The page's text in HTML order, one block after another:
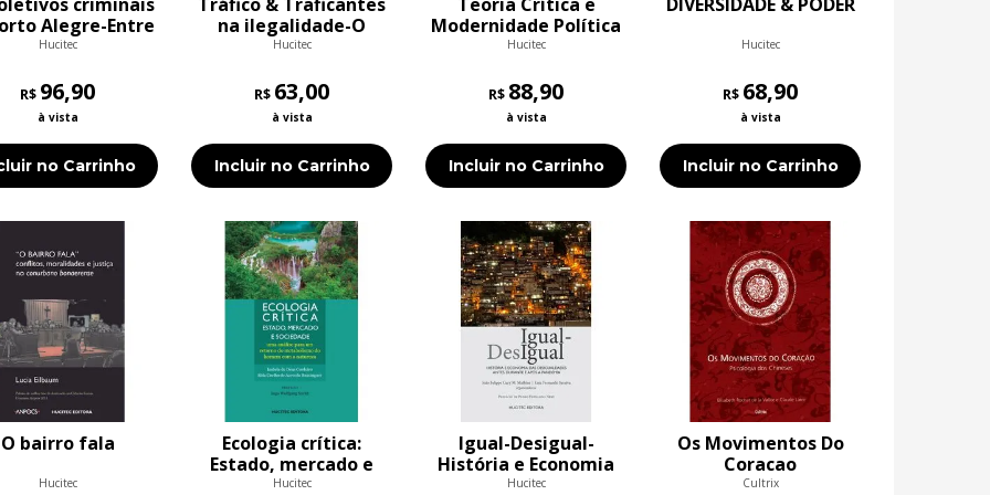
Alegre-Entre
na prisão e a
Hucitec
R$ 96,90
à vista
no Carrinho
na ilegalidade-O
comércio proibido de
(c.1831-1850)
Hucitec
R$ 63,00
à vista
Incluir no Carrinho
Modernidade Política
Hucitec
R$ 88,90
à vista
Incluir no Carrinho
Hucitec
R$ 68,90
à vista
Incluir no Carrinho
O bairro fala
Hucitec
Ecologia crítica:
Estado, mercado e
sociedade
Hucitec
Igual-Desigual-
História e Economia
das desigualdades
Hucitec
Os Movimentos Do
Coracao
Cultrix